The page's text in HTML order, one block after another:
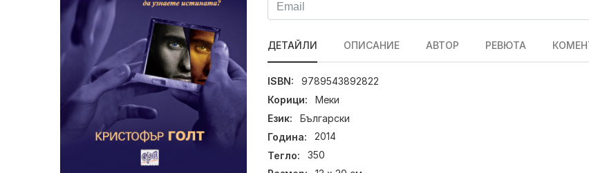
ДЕТАЙЛИ ОПИСАНИЕ АВТОР РЕВЮТА
ISBN:
9789543892822
Корици:
Меки
Език:
Български
Година:
2014
Тегло:
350